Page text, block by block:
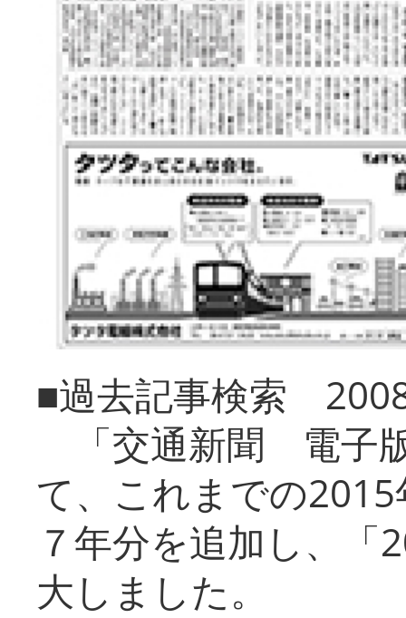
■過去記事検索
「交通新聞 電子
て、これまでの
７年分を追加し、「
大しまし